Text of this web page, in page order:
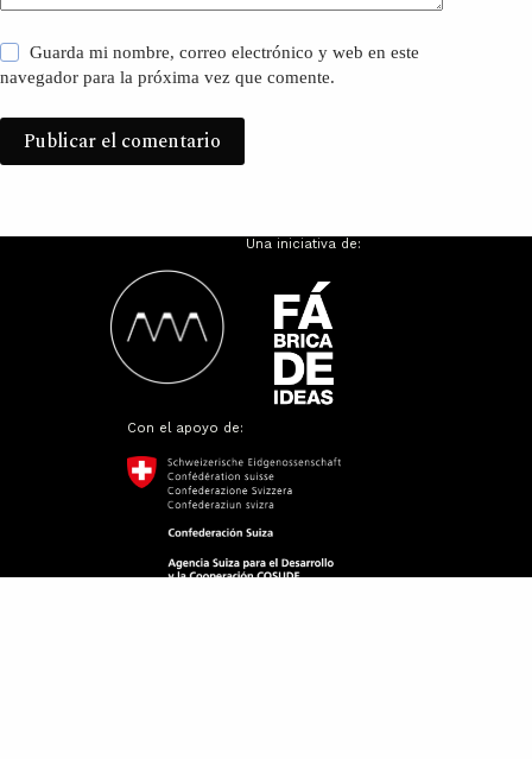
Guarda mi nombre, correo electrónico y web en este
navegador para la próxima vez que comente.
Publicar el comentario
Una iniciativa de:
Con el apoyo de: